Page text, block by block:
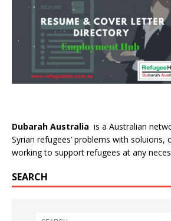
Dubarah Australia is a Australian
Syrian refugees’ problems with soluions,
working to support refugees at any
SEARCH